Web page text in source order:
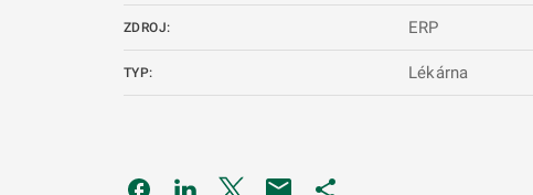
ZDROJ: ERP
TYP: Lékárna
Odkaz se otevře na nové kartě
Odkaz se otevře na nové kartě
Odkaz se otevře na nové kartě